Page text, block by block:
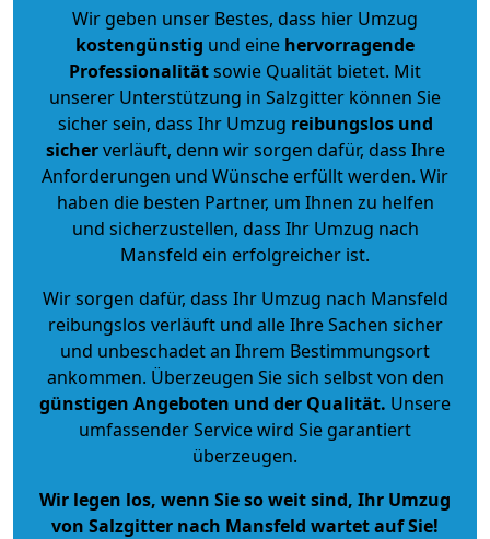
Wir geben unser Bestes, dass hier Umzug
kostengünstig und eine hervorragende
Professionalitätsowie Qualität bietet. Mit
unserer Unterstützung in Salzgitter können Sie
sicher sein, dass Ihr Umzug reibungslos und
sicherverläuft, denn wir sorgen dafür, dass Ihre
Anforderungen und Wünsche erfüllt werden. Wir
haben die besten Partner, um Ihnen zu helfen
und sicherzustellen, dass Ihr Umzug nach
Mansfeld ein erfolgreicher ist.
Wir sorgen dafür, dass Ihr Umzug nach Mansfeld
reibungslos verläuft und alle Ihre Sachen sicher
und unbeschadet an Ihrem Bestimmungsort
ankommen. Überzeugen Sie sich selbst von den
günstigen Angeboten und der Qualität. Unsere
umfassender Service wird Sie garantiert
überzeugen.
Wir legen los, wenn Sie so weit sind, Ihr Umzug
von Salzgitter nach Mansfeld wartet auf Sie!